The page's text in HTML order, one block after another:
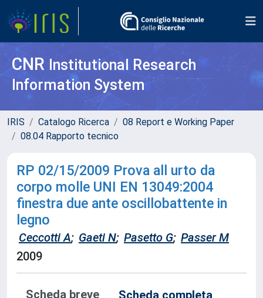
CNR Institutional Research
Information System
IRIS Catalogo Ricerca
08 Report e Working Paper
08.04 Rapporto tecnico
RP 02/15/2009 Prova all urto da
corpo molle UNI EN 13049:2004
finestra due ante oscillobattente in
legno
Ceccotti A; Gaeti N; Pasetto G; Passer M
2009
Scheda breve
Scheda completa